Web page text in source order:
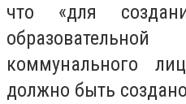
что «для
коммунального
должно быть